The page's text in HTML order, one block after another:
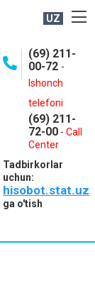
UZ
(69) 211-
00-72 -
Ishonch
telefoni
(69) 211-
72-00 - Call
Center
Tadbirkorlar
uchun:
hisobot.stat.uz
ga o'tish